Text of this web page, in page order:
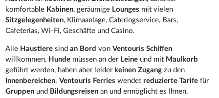
komfortable Kabinen, geräumige Lounges mit vielen
Sitzgelegenheiten, Klimaanlage, Cateringservice, Bars,
Cafeterias, Wi-Fi, Geschäfte und Casino.
Alle Haustieresindan Bord vonVentouris Schiffen
willkommen, Hunde müssen an der Leine und mit Maulkorb
geführt werden, haben aber leider keinen Zugang zu den
Innenbereichen.Ventouris Ferries wendet reduzierte Tarife für
Gruppen und Bildungsreisenan und ermöglicht es Ihnen,